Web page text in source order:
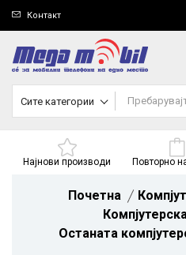
Контакт
Сите категории
Најнови производи Повторно
Почетна
Останата